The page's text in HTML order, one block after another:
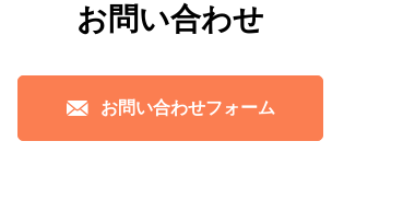
お問い合わせ
お問い合わせフォーム